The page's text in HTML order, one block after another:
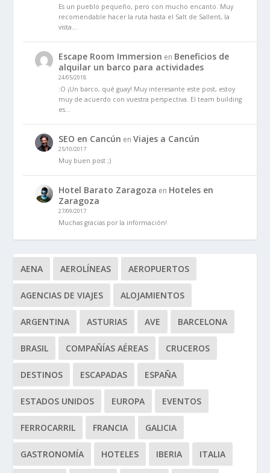
Es un pueblo pequeño, pero con mucho encanto. Muy
recomendable hacer la ruta hasta el Salt de Sallent, la
vista…
Escape Room Immersion en Beneficios de
alquilar un barco para actividades
24/05/2018
:O ¡Un barco, qué guay! Muy interesante este post, estoy
muy de acuerdo con vuestra perspectiva. El team building
es…
SEO en Cancún enViajes a Cancún
25/10/2017
Muy buen post ;)
Hotel Barato Zaragoza en Hoteles en
Zaragoza
27/09/2017
Muchas gracias por la información!
AENA AEROLÍNEAS AEROPUERTOS
AGENCIAS DE VIAJES ALOJAMIENTOS
ARGENTINA ASTURIAS AVE BARCELONA
BRASIL COMPAÑÍAS AÉREAS CRUCEROS
DESTINOS ESCAPADAS ESPAÑA
ESTADOS UNIDOS EUROPA EVENTOS
FERROCARRIL FRANCIA GALICIA
GASTRONOMÍA HOTELES IBERIA ITALIA